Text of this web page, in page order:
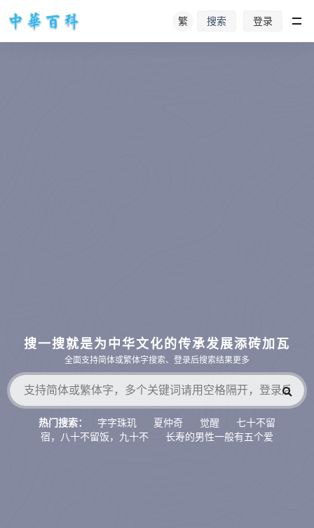
繁 搜索 登录
搜一搜就是为中华文化的传承发展添砖加瓦
全面支持简体或繁体字搜索、登录后搜索结果更多
热门搜索： 字字珠玑 夏仲奇 觉醒
七十不留
宿，八十不留饭，九十不
长寿的男性一般有五个爱